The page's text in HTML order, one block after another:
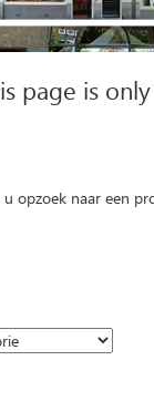
page is
opzoek naar een